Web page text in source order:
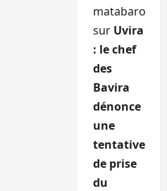
matabaro
sur Uvira
: le chef
des
Bavira
dénonce
une
tentative
de prise
du